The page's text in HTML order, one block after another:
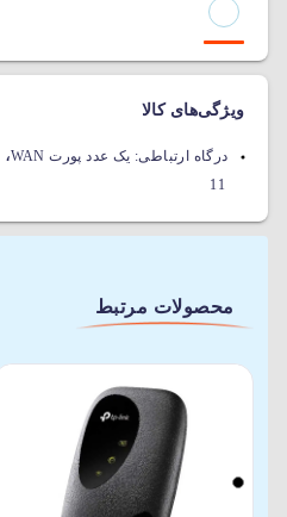
ویژگی‌های کالا
درگاه ارتباطی: یک عدد پورت WAN ،
11
محصولات مرتبط